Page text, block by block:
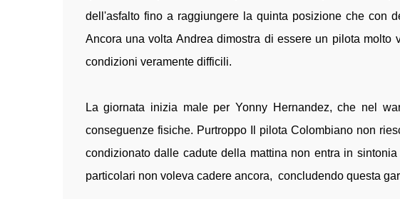
dell'asfalto fino a raggiungere la quinta posizione che con
Ancora una volta Andrea dimostra di essere un pilota
condizioni veramente difficili.
La giornata inizia male per Yonny Hernandez, che nel
conseguenze fisiche. Purtroppo Il pilota Colombiano non
condizionato dalle cadute della mattina non entra in
particolari non voleva cadere ancora, concludendo questa